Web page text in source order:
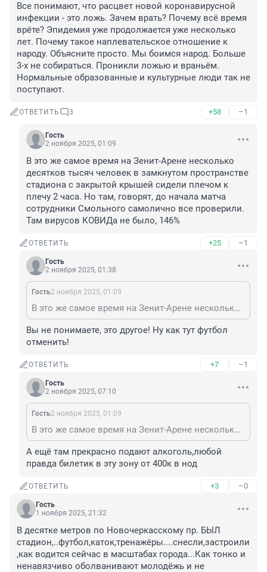
Все понимают, что расцвет новой коронавирусной
инфекции - это ложь. Зачем врать? Почему всё время
врёте? Эпидемия уже продолжается уже несколько
лет. Почему такое наплевательское отношение к
народу. Объясните просто. Мы боимся народ. Больше
3-х не собираться. Проникли ложью и враньём.
Нормальные образованные и культурные люди так не
поступают.
ОТВЕТИТЬ 3 +58 –1
Гость
2 ноября 2025, 01:09
В это же самое время на Зенит-Арене несколько
десятков тысяч человек в замкнутом пространстве
стадиона с закрытой крышей сидели плечом к
плечу 2 часа. Но там, говорят, до начала матча
сотрудники Смольного самолично все проверили.
Там вирусов КОВИДа не было, 146%
ОТВЕТИТЬ +25 –1
Гость
2 ноября 2025, 01:38
Гость2 ноября 2025, 01:09
В это же самое время на Зенит-Арене несколько десятков тысяч человек в замкнутом пространстве стадиона с закрытой крышей сидели плечом к плечу 2 часа. Но там, говорят, до начала матча сотрудники Смольного самолично все проверили. Там вирусов КОВИДа не было, 146%
Вы не понимаете, это другое! Ну как тут футбол
отменить!
ОТВЕТИТЬ +7 –1
Гость
2 ноября 2025, 07:10
Гость2 ноября 2025, 01:09
В это же самое время на Зенит-Арене несколько десятков тысяч человек в замкнутом пространстве стадиона с закрытой крышей сидели плечом к плечу 2 часа. Но там, говорят, до начала матча сотрудники Смольного самолично все проверили. Там вирусов КОВИДа не было, 146%
А ещё там прекрасно подают алкоголь,любой
правда билетик в эту зону от 400к в нод
ОТВЕТИТЬ +3 –0
Гость
1 ноября 2025, 21:32
В десятке метров по Новочеркасскому пр. БЫЛ
стадион,..футбол,каток,тренажёры....снесли,застроили
,как водится сейчас в масштабах города...Как тонко и
ненавязчиво оболванивают молодёжь и не